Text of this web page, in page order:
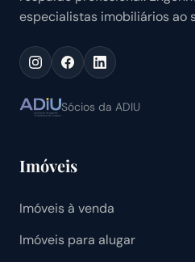
especialistas imobiliários ao
Sócios da ADIU
Imóveis
Imóveis à venda
Imóveis para alugar